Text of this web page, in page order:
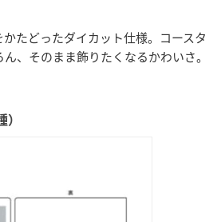
たどったダイカット仕様。コースタ
、そのまま飾りたくなるかわいさ。
）